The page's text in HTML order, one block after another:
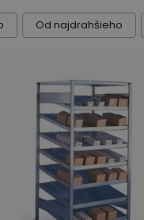
Od najdrahšieho